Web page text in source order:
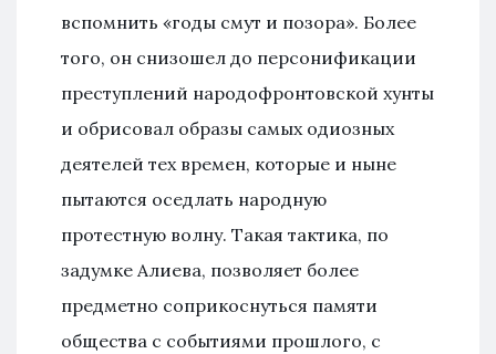
вспомнить «годы смут и позора». Более
того, он снизошел до персонификации
преступлений народофронтовской хунты
и обрисовал образы самых одиозных
деятелей тех времен, которые и ныне
пытаются оседлать народную
протестную волну. Такая тактика, по
задумке Алиева, позволяет более
предметно соприкоснуться памяти
общества с событиями прошлого, с